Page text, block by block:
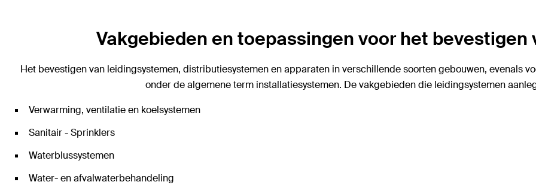
Vakgebieden en toepassingen voor het
Het bevestigen van leidingsystemen, distributiesystemen en apparaten in verschillende soorten gebouwen, evenals
onder de algemene term installatiesystemen. De vakgebieden die leidingsystemen
Verwarming, ventilatie en koelsystemen
Sanitair - Sprinklers
Waterblussystemen
Water- en afvalwaterbehandeling